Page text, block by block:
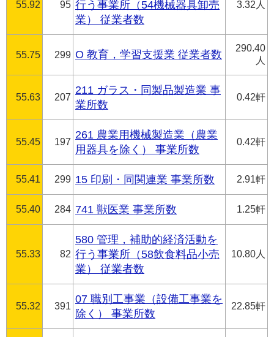
55.92 95 行う事業所（54機械器具卸売
業） 従業者数
3.32人
55.75 299 O 教育，学習支援業 従業者数
290.40
人
55.63 207
211 ガラス・同製品製造業 事
業所数
0.42軒
55.45 197
261 農業用機械製造業（農業
用器具を除く） 事業所数
0.42軒
55.41 299 15 印刷・同関連業 事業所数 2.91軒
55.40 284 741 獣医業 事業所数 1.25軒
55.33 82
580 管理，補助的経済活動を
行う事業所（58飲食料品小売
業） 従業者数
10.80人
55.32 391
07 職別工事業（設備工事業を
除く） 事業所数
22.85軒